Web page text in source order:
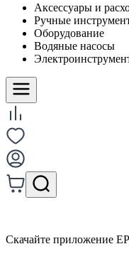
Аксессуары и
Ручные
Оборудование
Водяные насосы
Скачайте приложение